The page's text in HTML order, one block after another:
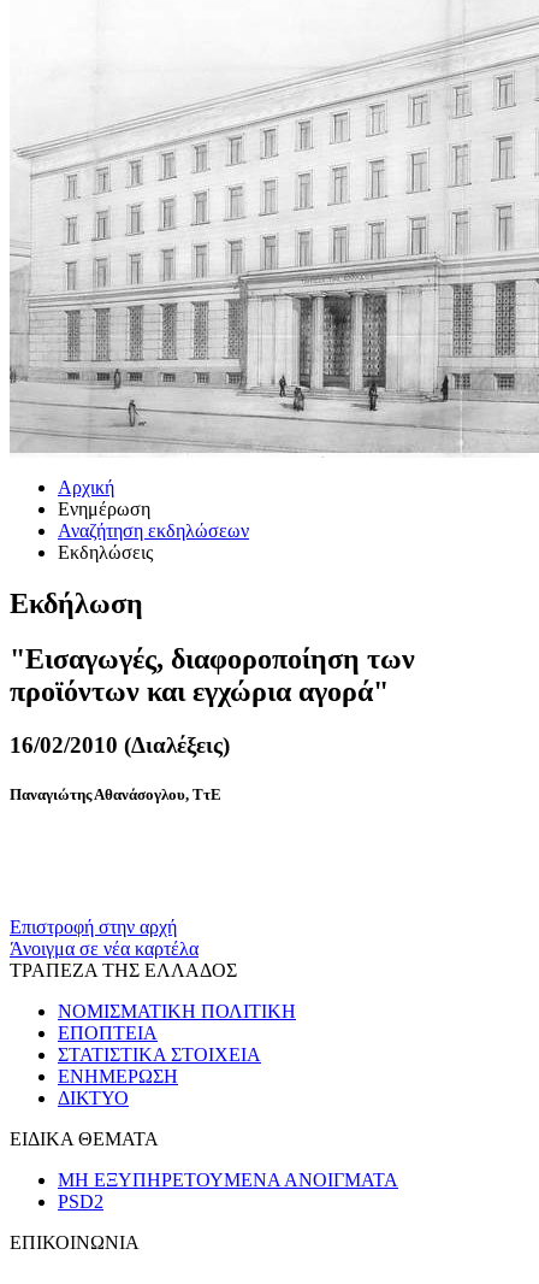
Αρχική
Ενημέρωση
Αναζήτηση εκδηλώσεων
Εκδηλώσεις
Εκδήλωση
"Εισαγωγές, διαφοροποίηση των
προϊόντων και εγχώρια αγορά"
16/02/2010 (Διαλέξεις)
Παναγιώτης Αθανάσογλου, ΤτΕ
Επιστροφή στην αρχή
Άνοιγμα σε νέα καρτέλα
ΤΡΑΠΕΖΑ ΤΗΣ ΕΛΛΑΔΟΣ
ΝΟΜΙΣΜΑΤΙΚΗ ΠΟΛΙΤΙΚΗ
ΕΠΟΠΤΕΙΑ
ΣΤΑΤΙΣΤΙΚΑ ΣΤΟΙΧΕΙΑ
ΕΝΗΜΕΡΩΣΗ
ΔΙΚΤΥΟ
ΕΙΔΙΚΑ ΘΕΜΑΤΑ
ΜΗ ΕΞΥΠΗΡΕΤΟΥΜΕΝΑ ΑΝΟΙΓΜΑΤΑ
PSD2
ΕΠΙΚΟΙΝΩΝΙΑ